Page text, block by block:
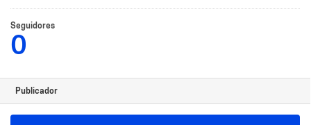
Seguidores
0
Publicador